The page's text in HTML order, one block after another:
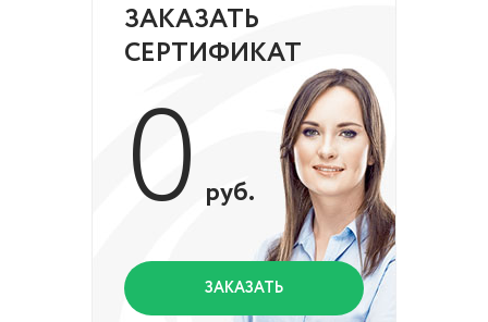
ЗАКАЗАТЬ
СЕРТИФИКАТ
0 руб.
ЗАКАЗАТЬ